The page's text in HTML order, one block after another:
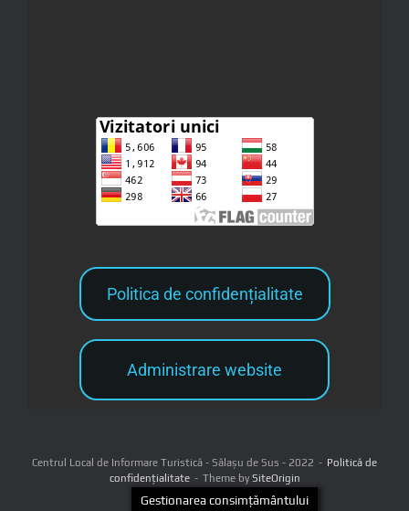
Politica de confidențialitate
Administrare website
Centrul Local de Informare Turistică - Sălașu de Sus - 2022
Politică de
confidențialitate
Theme by SiteOrigin
Gestionarea consimțământului